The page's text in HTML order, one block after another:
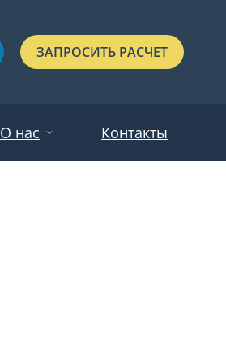
ЗАПРОСИТЬ РАСЧЕТ
О нас Контакты